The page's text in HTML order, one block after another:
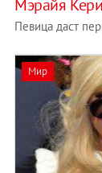
Мэрайя
Певица даст
Мир